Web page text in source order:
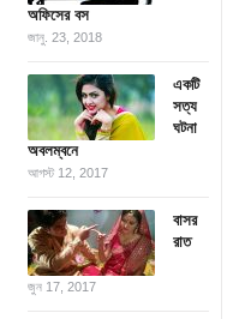
অফিসের বস
জানু. 23, 2018
একটি
সত্য
ঘটনা
অবলম্বনে
আগস্ট 12, 2017
বাসর
রাত
জুন 17, 2017